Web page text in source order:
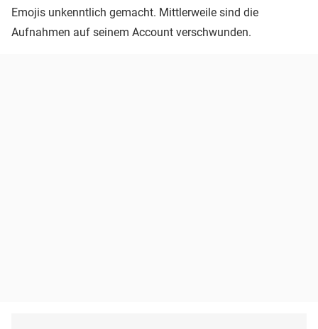
Emojis unkenntlich gemacht. Mittlerweile sind die
Aufnahmen auf seinem Account verschwunden.